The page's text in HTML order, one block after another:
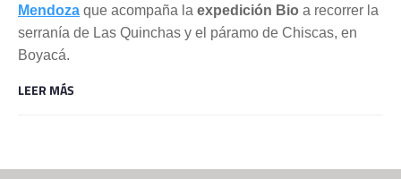
Mendoza que acompaña la expedición Bio a recorrer la
serranía de Las Quinchas y el páramo de Chiscas, en
Boyacá.
LEER MÁS